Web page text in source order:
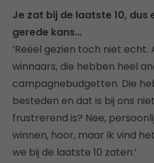
Je zat bij de laatste 10, dus
gerede kans…
‘Reëel gezien toch niet echt.
winnaars, die hebben heel
campagnebudgetten. Die
besteden en dat is bij ons
frustrerend is? Nee,
winnen, hoor, maar ik vind
we bij de laatste 10 zaten.’